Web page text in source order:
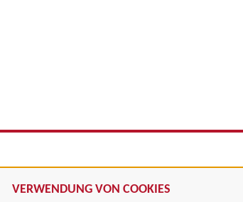
VERWENDUNG VON COOKIES